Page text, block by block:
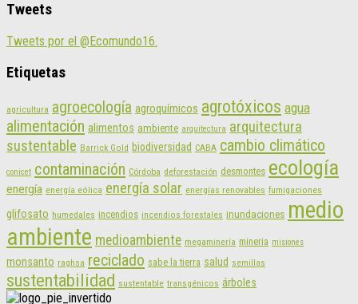
Tweets
Tweets por el @Ecomundo16.
Etiquetas
agricultura agroecología agroquímicos agrotóxicos agua
alimentación alimentos ambiente arquitectura arquitectura
sustentable Barrick Gold biodiversidad CABA cambio climático
conicet contaminación Córdoba deforestación desmontes ecología
energía energía eólica energía solar energías renovables fumigaciones
glifosato humedales incendios incendios forestales inundaciones medio
ambiente medioambiente megaminería mineria misiones
monsanto raghsa reciclado sabe la tierra salud semillas
sustentabilidad sustentable transgénicos árboles